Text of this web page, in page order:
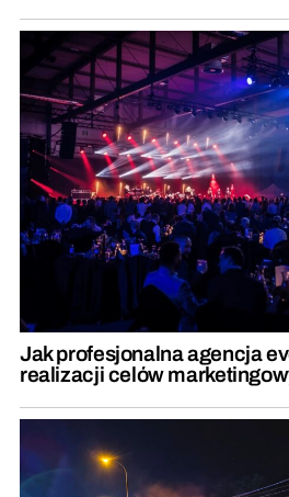
Jak profesjonalna agencja
realizacji celów